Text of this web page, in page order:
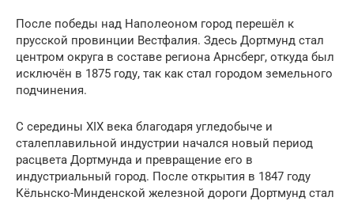
После победы над Наполеоном город перешёл к
прусской провинции Вестфалия. Здесь Дортмунд стал
центром округа в составе региона Арнсберг, откуда был
исключён в 1875 году, так как стал городом земельного
подчинения.
С середины XIX века благодаря угледобыче и
сталеплавильной индустрии начался новый период
расцвета Дортмунда и превращение его в
индустриальный город. После открытия в 1847 году
Кёльнско-Минденской железной дороги Дортмунд стал